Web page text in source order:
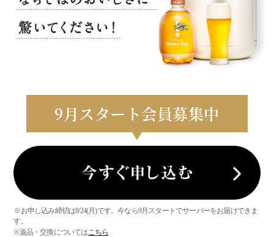
9月スタート会員募集中
※お申し込み締切は8/24(月)です。今なら9月スタートでサーバーをお届けできま
す。
※返品・交換についてはこちら